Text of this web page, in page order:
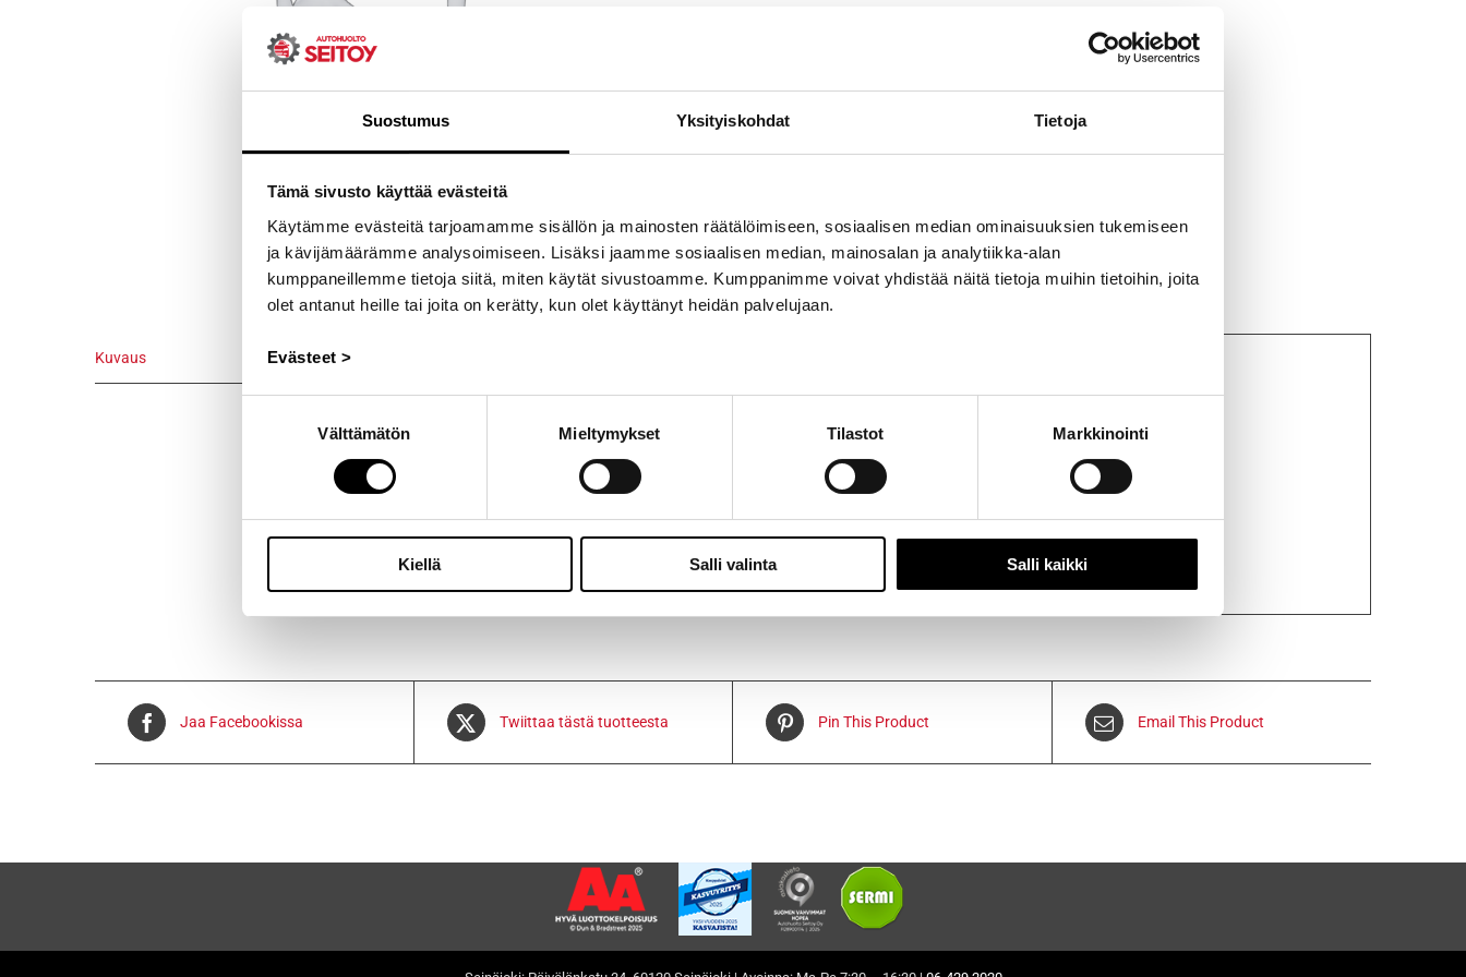
Suostumus Yksityiskohdat Tietoja
Tämä sivusto käyttää evästeitä
Käytämme evästeitä tarjoamamme sisällön ja mainosten räätälöimiseen, sosiaalisen median ominaisuuksien tukemiseen
ja kävijämäärämme analysoimiseen. Lisäksi jaamme sosiaalisen median, mainosalan ja analytiikka-alan
kumppaneillemme tietoja siitä, miten käytät sivustoamme. Kumppanimme voivat yhdistää näitä tietoja muihin tietoihin, joita
olet antanut heille tai joita on kerätty, kun olet käyttänyt heidän palvelujaan.
Evästeet >
Välttämätön Mieltymykset Tilastot Markkinointi
Kiellä Salli valinta Salli kaikki
Avainsanat tuotteelleCorona,Korjaussarja,RX12,RX28
Kuvaus
Kuvaus
Alkuperäinen kytkin pääsylinterin korjaussarja autoon Toyota Corona Mark II RX12 ja RX28
Voidaan lähettää 3-14 päivän kuluessa.
Jaa Facebookissa Twiittaa tästä tuotteesta Pin This Product Email This Product